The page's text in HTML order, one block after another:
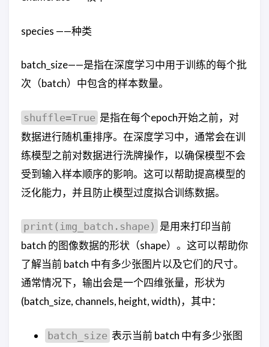
species ——种类
batch_size——是指在深度学习中用于训练的每个批
次（batch）中包含的样本数量。
shuffle=True 是指在每个epoch开始之前，对
数据进行随机重排序。在深度学习中，通常会在训
练模型之前对数据进行洗牌操作，以确保模型不会
受到输入样本顺序的影响。这可以帮助提高模型的
泛化能力，并且防止模型过度拟合训练数据。
print(img_batch.shape) 是用来打印当前
batch 的图像数据的形状（shape）。这可以帮助你
了解当前 batch 中有多少张图片以及它们的尺寸。
通常情况下，输出会是一个四维张量，形状为
(batch_size, channels, height, width)，其中：
batch_size 表示当前 batch 中有多少张图